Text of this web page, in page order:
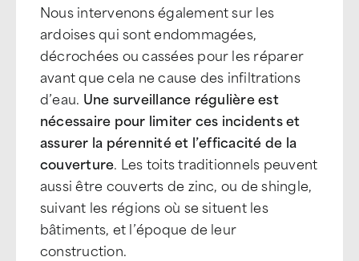
Nous intervenons également sur les
ardoises qui sont endommagées,
décrochées ou cassées pour les réparer
avant que cela ne cause des infiltrations
d’eau. Une surveillance régulière est
nécessaire pour limiter ces incidents et
assurer la pérennité et l’efficacité de la
couverture. Les toits traditionnels peuvent
aussi être couverts de zinc, ou de shingle,
suivant les régions où se situent les
bâtiments, et l’époque de leur
construction.